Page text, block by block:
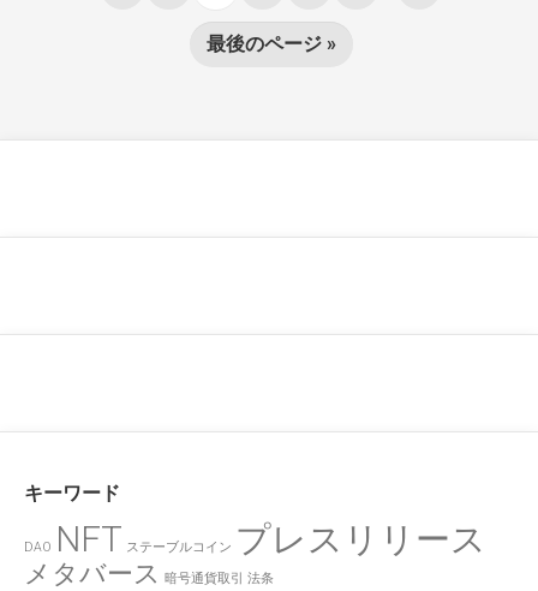
最後のページ »
キーワード
DAO NFT ステーブルコイン プレスリリース
メタバース 暗号通貨取引 法条